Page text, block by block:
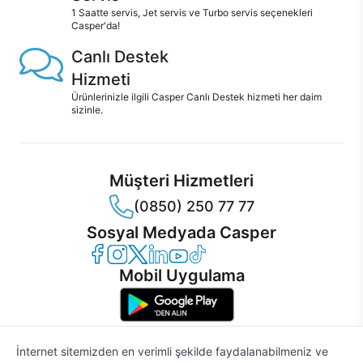
1 Saatte servis, Jet servis ve Turbo servis seçenekleri
Casper'da!
Canlı Destek
Hizmeti
Ürünlerinizle ilgili Casper Canlı Destek hizmeti her daim
sizinle.
Müşteri Hizmetleri
(0850) 250 77 77
Sosyal Medyada Casper
Casper Facebook
Casper Instagram
Casper Twitter
Casper LinkedIn
Casper YouTube
Casper TikTok
Mobil Uygulama
İnternet sitemizden en verimli şekilde faydalanabilmeniz ve